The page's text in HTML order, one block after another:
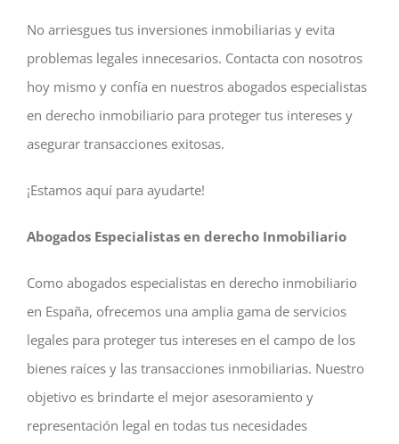
No arriesgues tus inversiones inmobiliarias y evita
problemas legales innecesarios. Contacta con nosotros
hoy mismo y confía en nuestros abogados especialistas
en derecho inmobiliario para proteger tus intereses y
asegurar transacciones exitosas.
¡Estamos aquí para ayudarte!
Abogados Especialistas en derecho Inmobiliario
Como abogados especialistas en derecho inmobiliario
en España, ofrecemos una amplia gama de servicios
legales para proteger tus intereses en el campo de los
bienes raíces y las transacciones inmobiliarias. Nuestro
objetivo es brindarte el mejor asesoramiento y
representación legal en todas tus necesidades